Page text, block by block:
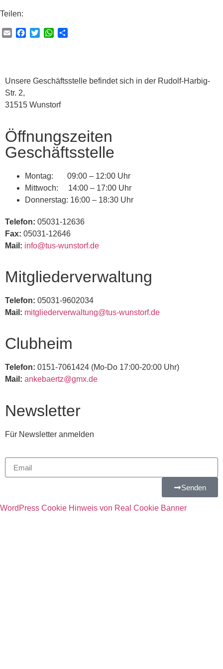
Teilen:
EmailFacebook
TwitterWhatsApp
Unsere Geschäftsstelle befindet sich in der Rudolf-Harbig-
Str. 2,
31515 Wunstorf
Öffnungszeiten
Geschäftsstelle
Montag: 09:00 – 12:00 Uhr
Mittwoch: 14:00 – 17:00 Uhr
Donnerstag: 16:00 – 18:30 Uhr
Telefon: 05031-12636
Fax: 05031-12646
Mail: info@tus-wunstorf.de
Mitgliederverwaltung
Telefon: 05031-9602034
Mail: mitgliederverwaltung@tus-wunstorf.de
Clubheim
Telefon: 0151-7061424 (Mo-Do 17:00-20:00 Uhr)
Mail: ankebaertz@gmx.de
Newsletter
Für Newsletter anmelden
Senden
WordPress Cookie Hinweis von Real Cookie Banner